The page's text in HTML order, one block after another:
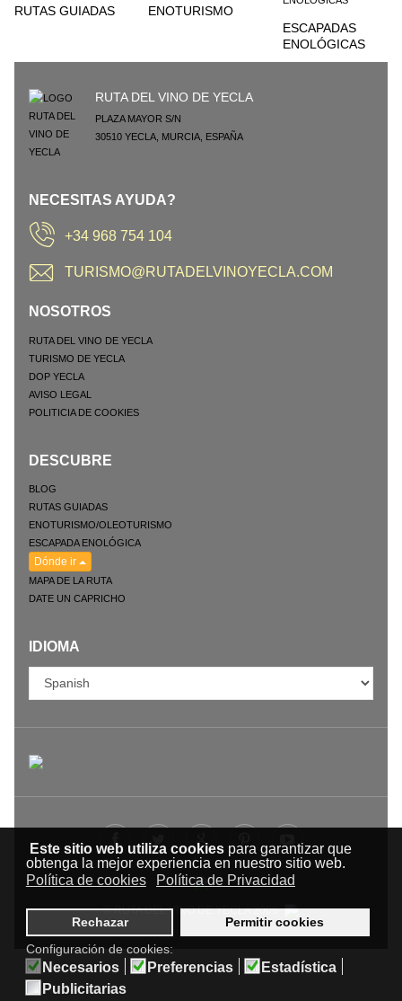
Este sitio web utiliza cookiespara garantizar que
obtenga la mejor experiencia en nuestro sitio web.
Política de cookies
Política de Privacidad
Rechazar
Permitir cookies
Configuración de cookies:
Necesarios Preferencias
Estadística
Publicitarias
RUTAS GUIADAS
ENOTURISMO
ESCAPADAS
ENOLÓGICAS
RUTA DEL VINO DE YECLA
PLAZA MAYOR S/N
30510 YECLA MURCIA ESPAÑA
NECESITAS AYUDA?
+34 968 754 104
TURISMO@RUTADELVINOYECLA.COM
NOSOTROS
RUTA DEL VINO DE YECLA
TURISMO DE YECLA
DOP YECLA
AVISO LEGAL
POLITICIA DE COOKIES
DESCUBRE
BLOG
RUTAS GUIADAS
ENOTURISMO/OLEOTURISMO
ESCAPADA ENOLÓGICA
Dónde ir
MAPA DE LA RUTA
DATE UN CAPRICHO
IDIOMA
© RUTA DEL VINO DE YECLA 2009-